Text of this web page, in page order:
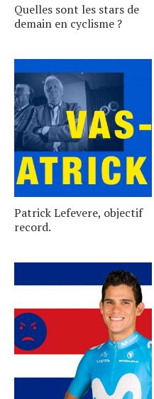
Quelles sont les stars de
demain en cyclisme ?
Patrick Lefevere, objectif
record.